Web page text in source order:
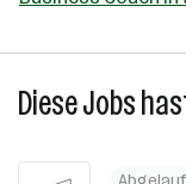
Diese Jobs